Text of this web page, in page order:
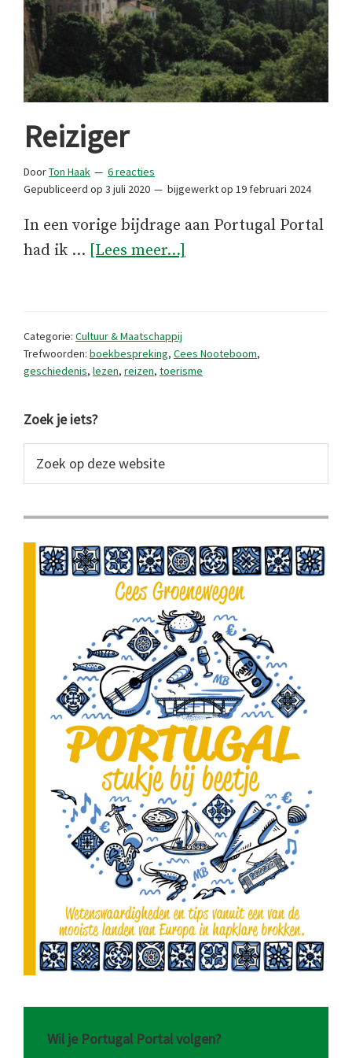
Reiziger
DoorTon Haak
6 reacties
Gepubliceerd op 3 juli 2020 bijgewerkt op 19 februari 2024
In een vorige bijdrage aan Portugal Portal
had ik … [Lees meer...]
Categorie: Cultuur & Maatschappij
Trefwoorden: boekbespreking, Cees Nooteboom,
geschiedenis, lezen, reizen, toerisme
Primaire
Sidebar
Zoek je iets?
op
website
Wil je Portugal Portal volgen?